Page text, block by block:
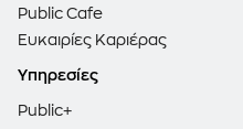
Public Cafe
Ευκαιρίες Καριέρας
Υπηρεσίες
Public+